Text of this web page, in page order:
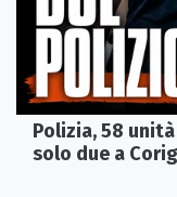
Polizia, 58
solo due a